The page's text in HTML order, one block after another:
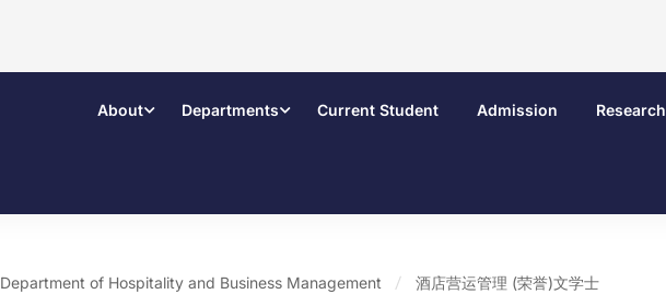
About Departments Current Student Admission Research
Department of Hospitality and Business Management 酒店营运管理 (荣誉)文学士